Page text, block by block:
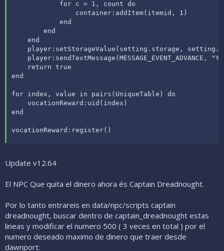
            for c = 1, count do
                container:addItem(itemid, 1)
            end
        end
    end
player:setStorageValue(setting.storage,
player:sendTextMessage(MESSAGE_EVENT_ADVANCE,
    return true
end
for index, value in pairs(UniqueTable) do
    vocationReward:uid(index)
end
vocationReward:register()
Update v12.64
El NPC Que quita el dinero ahora és Captain Dreadnought.
Por lo tanto entrareis en data/npc/scripts captain
dreadnought, buscar dentro de captain_dreadnought estas
lineas y modificar el numero 500 ( 3 veces en total ) por el
numero deseado maximo de dinero que traer desde
dawnport: